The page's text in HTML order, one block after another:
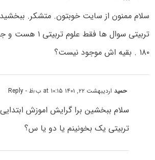
تربیتی سوال ها فقط
۱۸۰ . بقیه اش موجود نیست؟
حمیداردیبهشت ۲۲, ۱۴۰۱ at ۱۰:۱۵ ب٫ظ - Reply
سلام ببخشین برا گرایش اموزش ابتدایی
تربیتی یک بخونینم یا دو یا س؟